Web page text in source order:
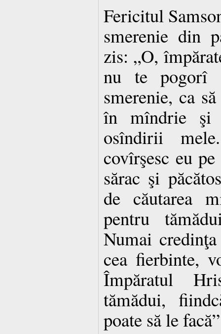
Fericitul
smerenie din
zis: „O,
nu te pogorî
smerenie, ca
în mîndrie
osîndirii
covîrşesc eu
sărac şi
de căutarea
pentru
Numai
cea fierbinte,
Împăratul
tămădui,
poate să le